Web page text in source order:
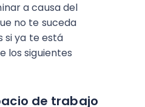
a causa del
no te suceda
si ya te está
los siguientes
de trabajo